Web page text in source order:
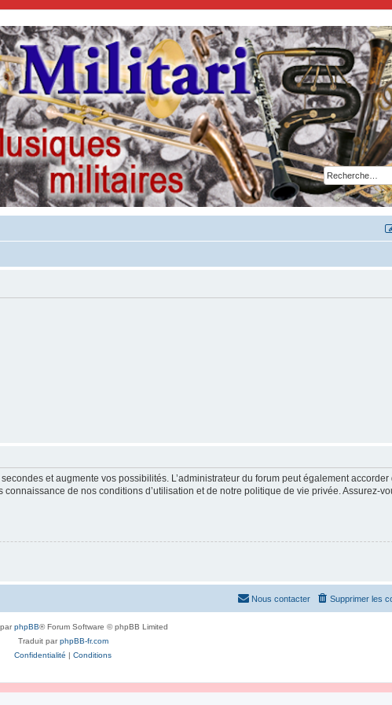
et augmente vos possibilités. L’administrateur du forum peut également
de nos conditions d’utilisation et de notre politique de vie privée. Assurez-
Supprimer les
Nous contacter
phpBB® Forum Software © phpBB Limited
Traduit parphpBB-fr.com
Confidentialité | Conditions